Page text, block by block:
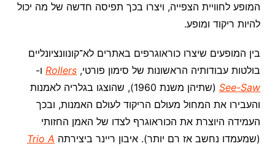
המופע לחוויית הצפייה, ויצרו בכך תפיסה חדשה של מה יכול
להיות ריקוד ומופע.
בין המופעים שיצרו כוראוגרפים באתרים לא־קונוונציונליים
בולטות עבודותיה הראשונות של סימון פורטי, Rollersו-
See-Saw
(שתיהן משנת 1960), שהוצגו בגלריה לאמנות
והעבירו את המחול מעולם הריקוד לעולם האמנות, ובכך
העמידה היוצרת את הכוראוגרף לצדו של האמן החזותי
(שמעמדו נחשב אז רם יותר). איבון ריינר ביצירתה Trio A